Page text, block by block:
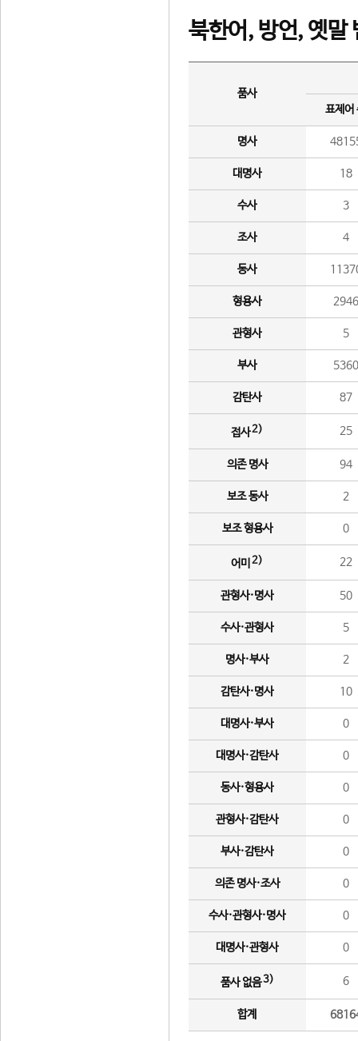
북한어, 방언, 옛말
품사
표제어
명사
대명사 18
수사 3
조사 4
동사
형용사 2946
관형사 5
부사 5360
감탄사 87
접사2) 25
의존 명사 94
보조 동사 2
보조 형용사 0
어미 2) 22
관형사·명사 50
수사·관형사 5
명사·부사 2
감탄사·명사 10
대명사·부사 0
대명사·감탄사 0
동사·형용사 0
관형사·감탄사 0
부사·감탄사 0
의존 명사·조사 0
수사·관형사·명사 0
대명사·관형사 0
품사 없음3) 6
합계